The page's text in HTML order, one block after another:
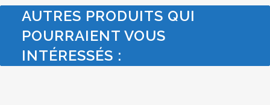
AUTRES PRODUITS QUI
POURRAIENT VOUS
INTÉRESSÉS :